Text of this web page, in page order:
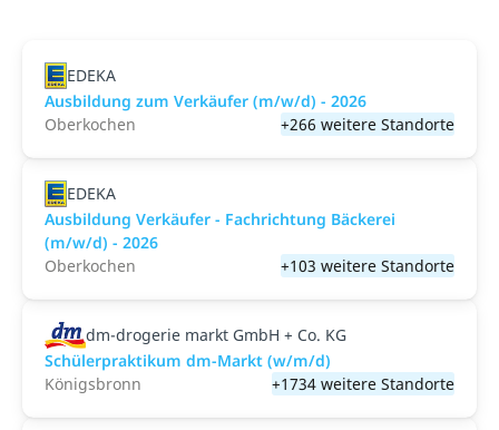
EDEKA
Ausbildung zum Verkäufer (m/w/d) - 2026
Oberkochen
+266 weitere Standorte
EDEKA
Ausbildung Verkäufer - Fachrichtung Bäckerei
(m/w/d) - 2026
Oberkochen
+103 weitere Standorte
dm-drogerie markt GmbH + Co. KG
Schülerpraktikum dm-Markt (w/m/d)
Königsbronn
+1734 weitere Standorte